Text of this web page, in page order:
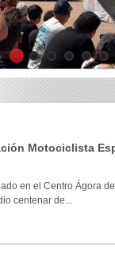
1 2 3 4 5 6
Motociclista
en el Centro Ágora
centenar de...